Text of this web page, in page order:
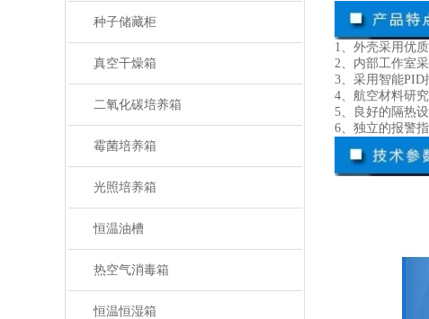
种子储藏柜
真空干燥箱
二氧化碳培养箱
霉菌培养箱
光照培养箱
恒温油槽
热空气消毒箱
恒温恒湿箱
1、外壳采用优
2、内部工作室
3、采用智能PID
4、航空材料研
5、良好的隔热
6、独立的报警